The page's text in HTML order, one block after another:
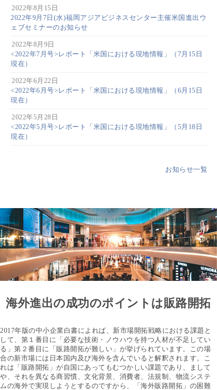
2022年8月15日
2022年9月7日(水)福岡アジアビジネスセンター主催米国進出ウ
ェブセミナーのお知らせ
2022年8月9日
<2022年7月号>レポート「米国における現地情報」（7月15日
現在）
2022年6月22日
<2022年6月号>レポート「米国における現地情報」（6月15日
現在）
2022年5月28日
<2022年5月号>レポート「米国における現地情報」（5月18日
現在）
お知らせ一覧
海外進出の成功のポイントは販路開拓
2017年版の中小企業白書によれば、新市場開拓戦略における課題と
して、第１番目に「必要な技術・ノウハウを持つ人材が不足してい
る」第２番目に「販路開拓が難しい」が挙げられています。この場
合の新市場には日本国内及び海外を含んでいると解釈されます。こ
れは「販路開拓」が自国にあってもむつかしい課題であり、まして
や、それを異なる商習慣、文化背景、消費者、法規制、物流システ
ムの海外で実現しようとするのですから、「海外販路開拓」の困難